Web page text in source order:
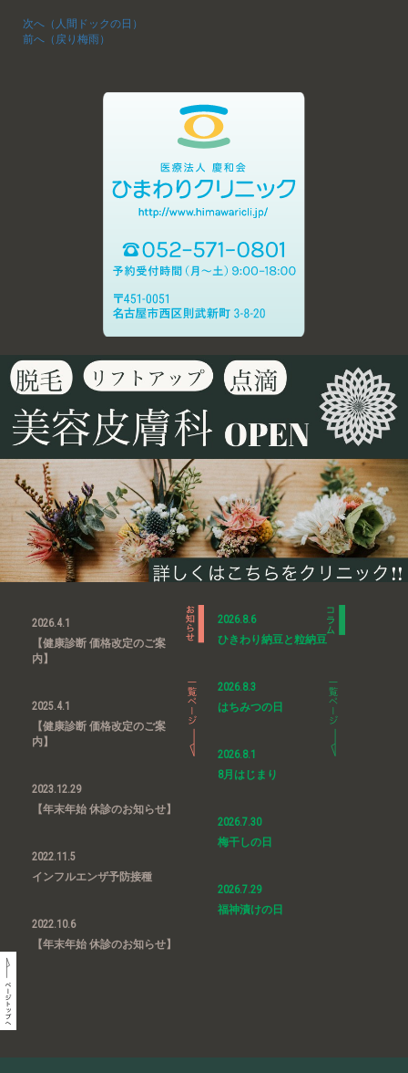
次へ（人間ドックの日）
前へ（戻り梅雨）
2026.4.1
【健康診断 価格改定のご案
内】
2025.4.1
【健康診断 価格改定のご案
内】
2023.12.29
【年末年始 休診のお知らせ】
2022.11.5
インフルエンザ予防接種
2022.10.6
【年末年始 休診のお知らせ】
2026.8.6
ひきわり納豆と粒納豆
2026.8.3
はちみつの日
2026.8.1
8月はじまり
2026.7.30
梅干しの日
2026.7.29
福神漬けの日